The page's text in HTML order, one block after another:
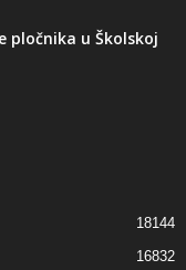
pločnika u Školskoj
18144
16832